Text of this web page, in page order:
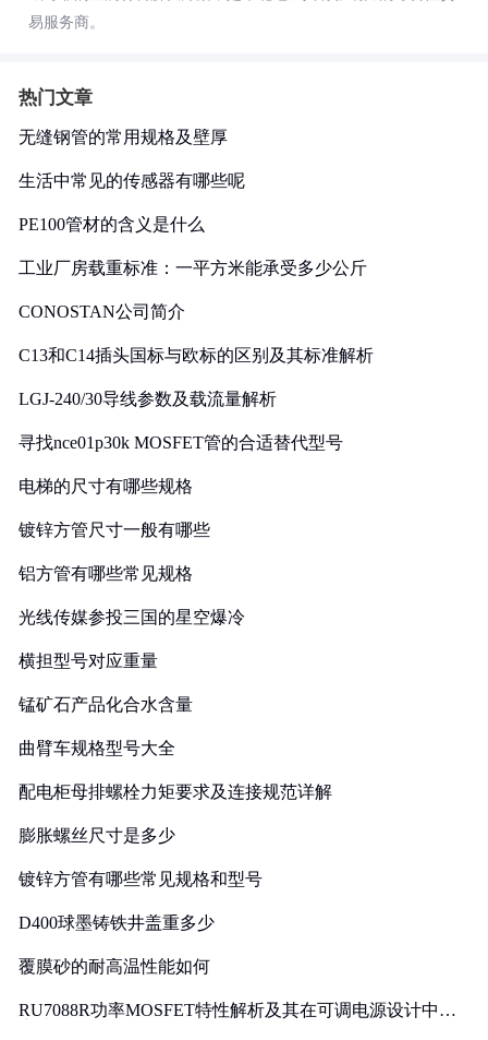
易服务商。
热门文章
无缝钢管的常用规格及壁厚
生活中常见的传感器有哪些呢
PE100管材的含义是什么
工业厂房载重标准：一平方米能承受多少公斤
CONOSTAN公司简介
C13和C14插头国标与欧标的区别及其标准解析
LGJ-240/30导线参数及载流量解析
寻找nce01p30k MOSFET管的合适替代型号
电梯的尺寸有哪些规格
镀锌方管尺寸一般有哪些
铝方管有哪些常见规格
光线传媒参投三国的星空爆冷
横担型号对应重量
锰矿石产品化合水含量
曲臂车规格型号大全
配电柜母排螺栓力矩要求及连接规范详解
膨胀螺丝尺寸是多少
镀锌方管有哪些常见规格和型号
D400球墨铸铁井盖重多少
覆膜砂的耐高温性能如何
RU7088R功率MOSFET特性解析及其在可调电源设计中的